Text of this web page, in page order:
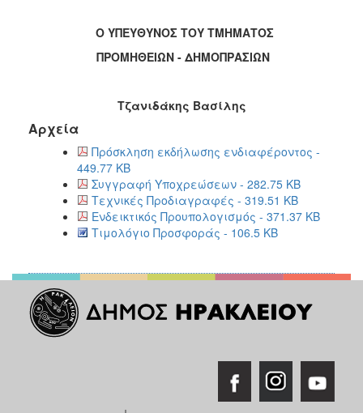
Ο ΥΠΕΥΘΥΝΟΣ ΤΟΥ ΤΜΗΜΑΤΟΣ
ΠΡΟΜΗΘΕΙΩΝ - ΔΗΜΟΠΡΑΣΙΩΝ
Τζανιδάκης Βασίλης
Αρχεία
Πρόσκληση εκδήλωσης ενδιαφέροντος -
449.77 KB
Συγγραφή Υποχρεώσεων - 282.75 KB
Τεχνικές Προδιαγραφές - 319.51 KB
Ενδεικτικός Προυπολογισμός - 371.37 KB
Τιμολόγιο Προσφοράς - 106.5 KB